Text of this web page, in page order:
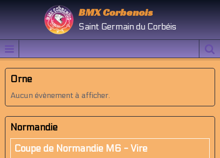
BMX Corbenois
Saint Germain du Corbéis
Orne
Aucun évènement à afficher.
Normandie
Coupe de Normandie M6 - Vire